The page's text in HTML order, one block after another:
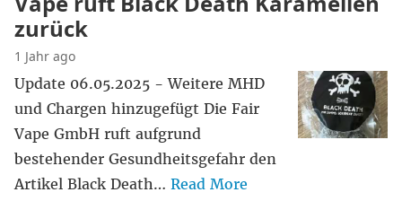
zurück
1 Jahr ago
Update 06.05.2025 - Weitere MHD
und Chargen hinzugefügt Die Fair
Vape GmbH ruft aufgrund
bestehender Gesundheitsgefahr den
Artikel Black Death… Read More